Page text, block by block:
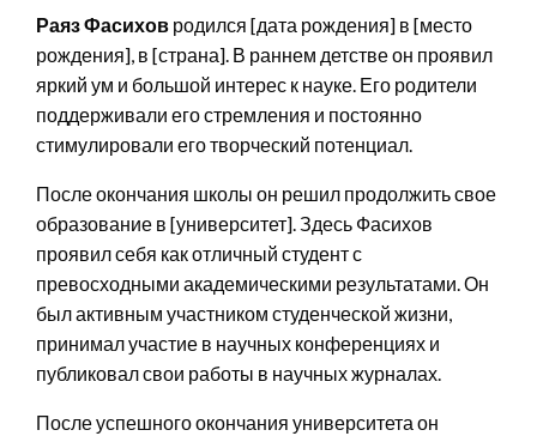
Раяз Фасихов родился [дата рождения] в [место
рождения], в [страна]. В раннем детстве он проявил
яркий ум и большой интерес к науке. Его родители
поддерживали его стремления и постоянно
стимулировали его творческий потенциал.
После окончания школы он решил продолжить свое
образование в [университет]. Здесь Фасихов
проявил себя как отличный студент с
превосходными академическими результатами. Он
был активным участником студенческой жизни,
принимал участие в научных конференциях и
публиковал свои работы в научных журналах.
После успешного окончания университета он